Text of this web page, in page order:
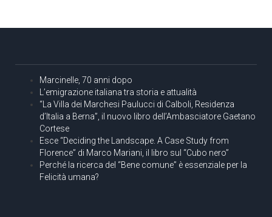
Marcinelle, 70 anni dopo
L’emigrazione italiana tra storia e attualità
“La Villa dei Marchesi Paulucci di Calboli, Residenza
d’Italia a Berna”, il nuovo libro dell’Ambasciatore Gaetano
Cortese
Esce “Deciding the Landscape. A Case Study from
Florence” di Marco Mariani, il libro sul “Cubo nero”
Perché la ricerca del “Bene comune” è essenziale per la
Felicità umana?